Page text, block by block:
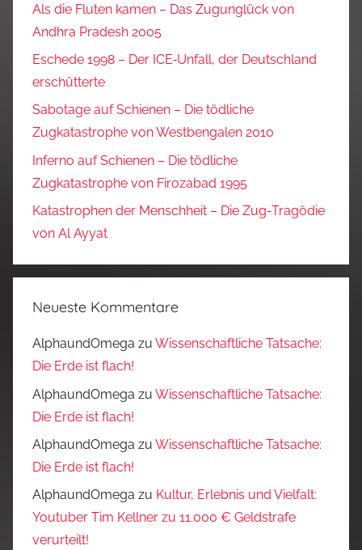
Als die Fluten kamen – Das Zugunglück von
Andhra Pradesh 2005
Eschede 1998 – Der ICE‑Unfall, der Deutschland
erschütterte
Sabotage auf Schienen – Die tödliche
Zugkatastrophe von Westbengalen 2010
Inferno auf Schienen – Die tödliche
Zugkatastrophe von Firozabad 1995
Katastrophen der Menschheit – Die Zug-Tragödie
von Al Ayyat
Neueste Kommentare
AlphaundOmega zu Wissenschaftliche Tatsache:
Die Erde ist flach!
AlphaundOmega zu Wissenschaftliche Tatsache:
Die Erde ist flach!
AlphaundOmega zu Wissenschaftliche Tatsache:
Die Erde ist flach!
AlphaundOmega zu Kultur, Erlebnis und Vielfalt:
Youtuber Tim Kellner zu 11.000 € Geldstrafe
verurteilt!